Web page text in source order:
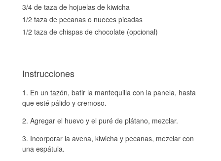
3/4 de taza de hojuelas de kiwicha
1/2 taza de pecanas o nueces picadas
1/2 taza de chispas de chocolate (opcional)
Instrucciones
En un tazón, batir la mantequilla con la panela, hasta
que esté pálido y cremoso.
Agregar el huevo y el puré de plátano, mezclar.
Incorporar la avena, kiwicha y pecanas, mezclar con
una espátula.